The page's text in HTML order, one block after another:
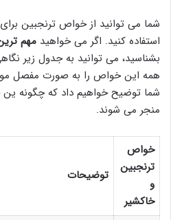
شما می توانید از خواص ترنجبین
استفاده کنید. اگر می خواهید مهم
بشناسید، می توانید به جدول زیر
همه این خواص را به صورت مفصل
شما توضیح خواهیم داد که چگونه
منجر می شوند.
خواص
ترنجبین
و
خاکشیر
توضیحات